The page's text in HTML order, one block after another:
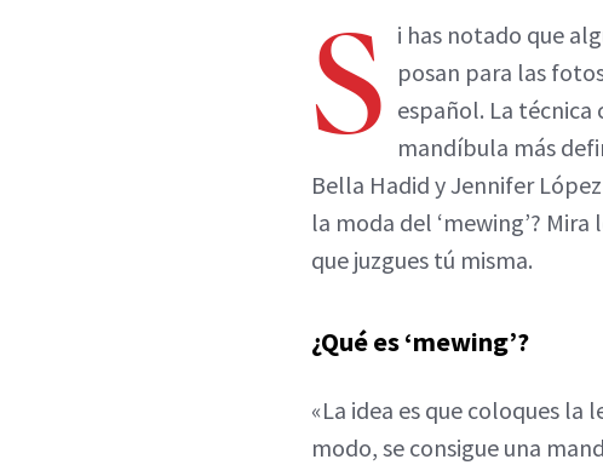
S i has notado que
posan para las
español. La
mandíbula más
Bella Hadid y Jennifer
la moda del ‘mewing’?
que juzgues tú misma.
¿Qué es ‘mewing’?
«La idea es que coloques
modo, se consigue una